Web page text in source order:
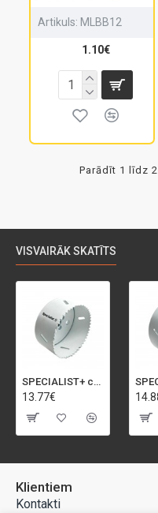
Artikuls: MLBB12
1.10€
Parādīt 1 līdz
VISVAIRĀK SKATĪTS
SPECIALIST+ caurumu zāģis BI-METAL, 92 mm
13.77€
Klientiem
Kontakti